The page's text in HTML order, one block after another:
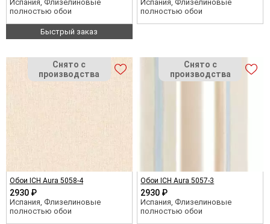
Испания, Флизелиновые
полностью обои
Быстрый заказ
Испания, Флизелиновые
полностью обои
Обои ICH Aura 5058-4
2930 ₽
Испания, Флизелиновые
полностью обои
Обои ICH Aura 5057-3
2930 ₽
Испания, Флизелиновые
полностью обои